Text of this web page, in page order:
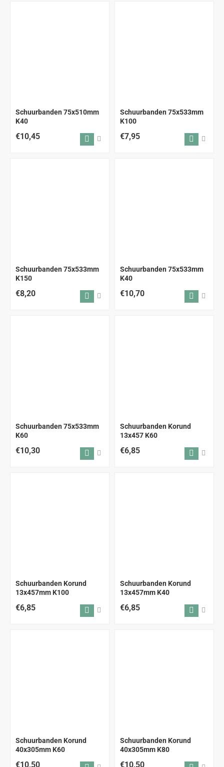
Schuurbanden 75x510mm
K40
€10,45
Schuurbanden 75x533mm
K100
€7,95
Schuurbanden 75x533mm
K150
€8,20
Schuurbanden 75x533mm
K40
€10,70
Schuurbanden 75x533mm
K60
€10,30
Schuurbanden Korund
13x457 K60
€6,85
Schuurbanden Korund
13x457mm K100
€6,85
Schuurbanden Korund
13x457mm K40
€6,85
Schuurbanden Korund
40x305mm K60
€10,50
Schuurbanden Korund
40x305mm K80
€10,50